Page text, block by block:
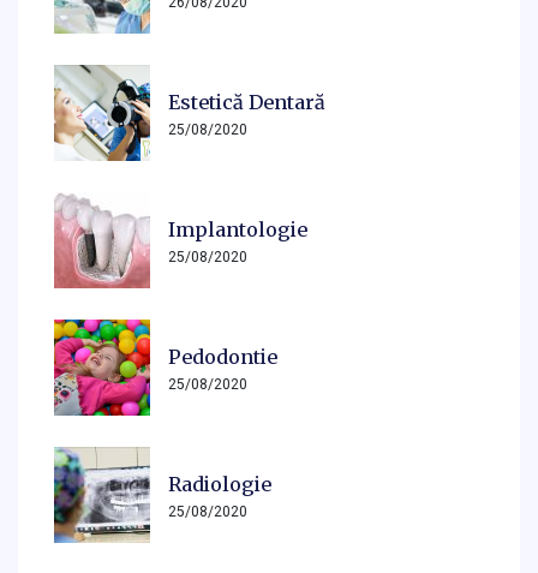
Estetică Dentară
25/08/2020
Implantologie
25/08/2020
Pedodontie
25/08/2020
Radiologie
25/08/2020